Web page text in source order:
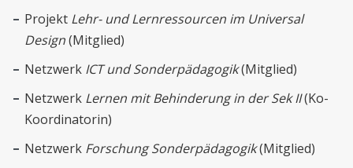
Projekt Lehr- und Lernressourcen im Universal
Design(Mitglied)
Netzwerk ICT und Sonderpädagogik(Mitglied)
Netzwerk Lernen mit Behinderung in der Sek II(Ko-
Koordinatorin)
Netzwerk Forschung Sonderpädagogik(Mitglied)